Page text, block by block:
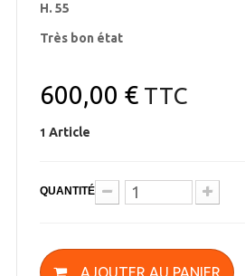
H. 55
Très bon état
600,00 €TTC
1 Article
QUANTITÉ
AJOUTER AU PANIER